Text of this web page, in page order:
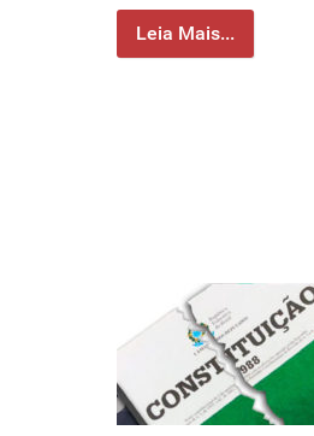
Leia Mais...